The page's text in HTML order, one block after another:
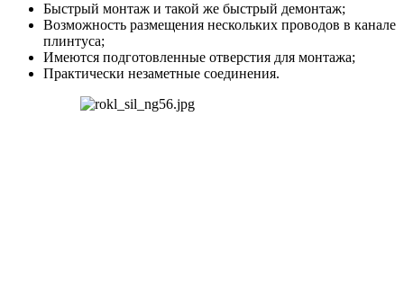
Быстрый монтаж и такой же быстрый демонтаж;
Возможность размещения нескольких проводов в канале
плинтуса;
Имеются подготовленные отверстия для монтажа;
Практически незаметные соединения.